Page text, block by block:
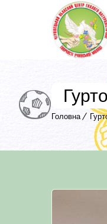
Головна